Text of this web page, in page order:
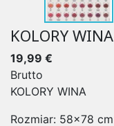
KOLORY WINA
19,99 €
Brutto
KOLORY WINA
Rozmiar: 58x78 cm